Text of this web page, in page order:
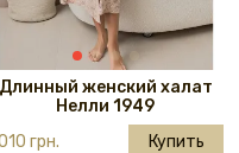
Длинный женский халат
Нелли 1949
грн.
Купить